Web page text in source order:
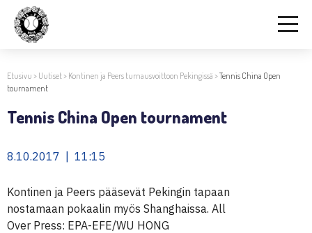
Etusivu > Uutiset> Kontinen ja Peers turnausvoittoon Pekingissä >Tennis China Open
tournament
Tennis China Open tournament
8.10.2017 | 11:15
Kontinen ja Peers pääsevät Pekingin tapaan
nostamaan pokaalin myös Shanghaissa. All
Over Press: EPA-EFE/WU HONG